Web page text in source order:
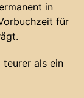
in
für
teurer als ein